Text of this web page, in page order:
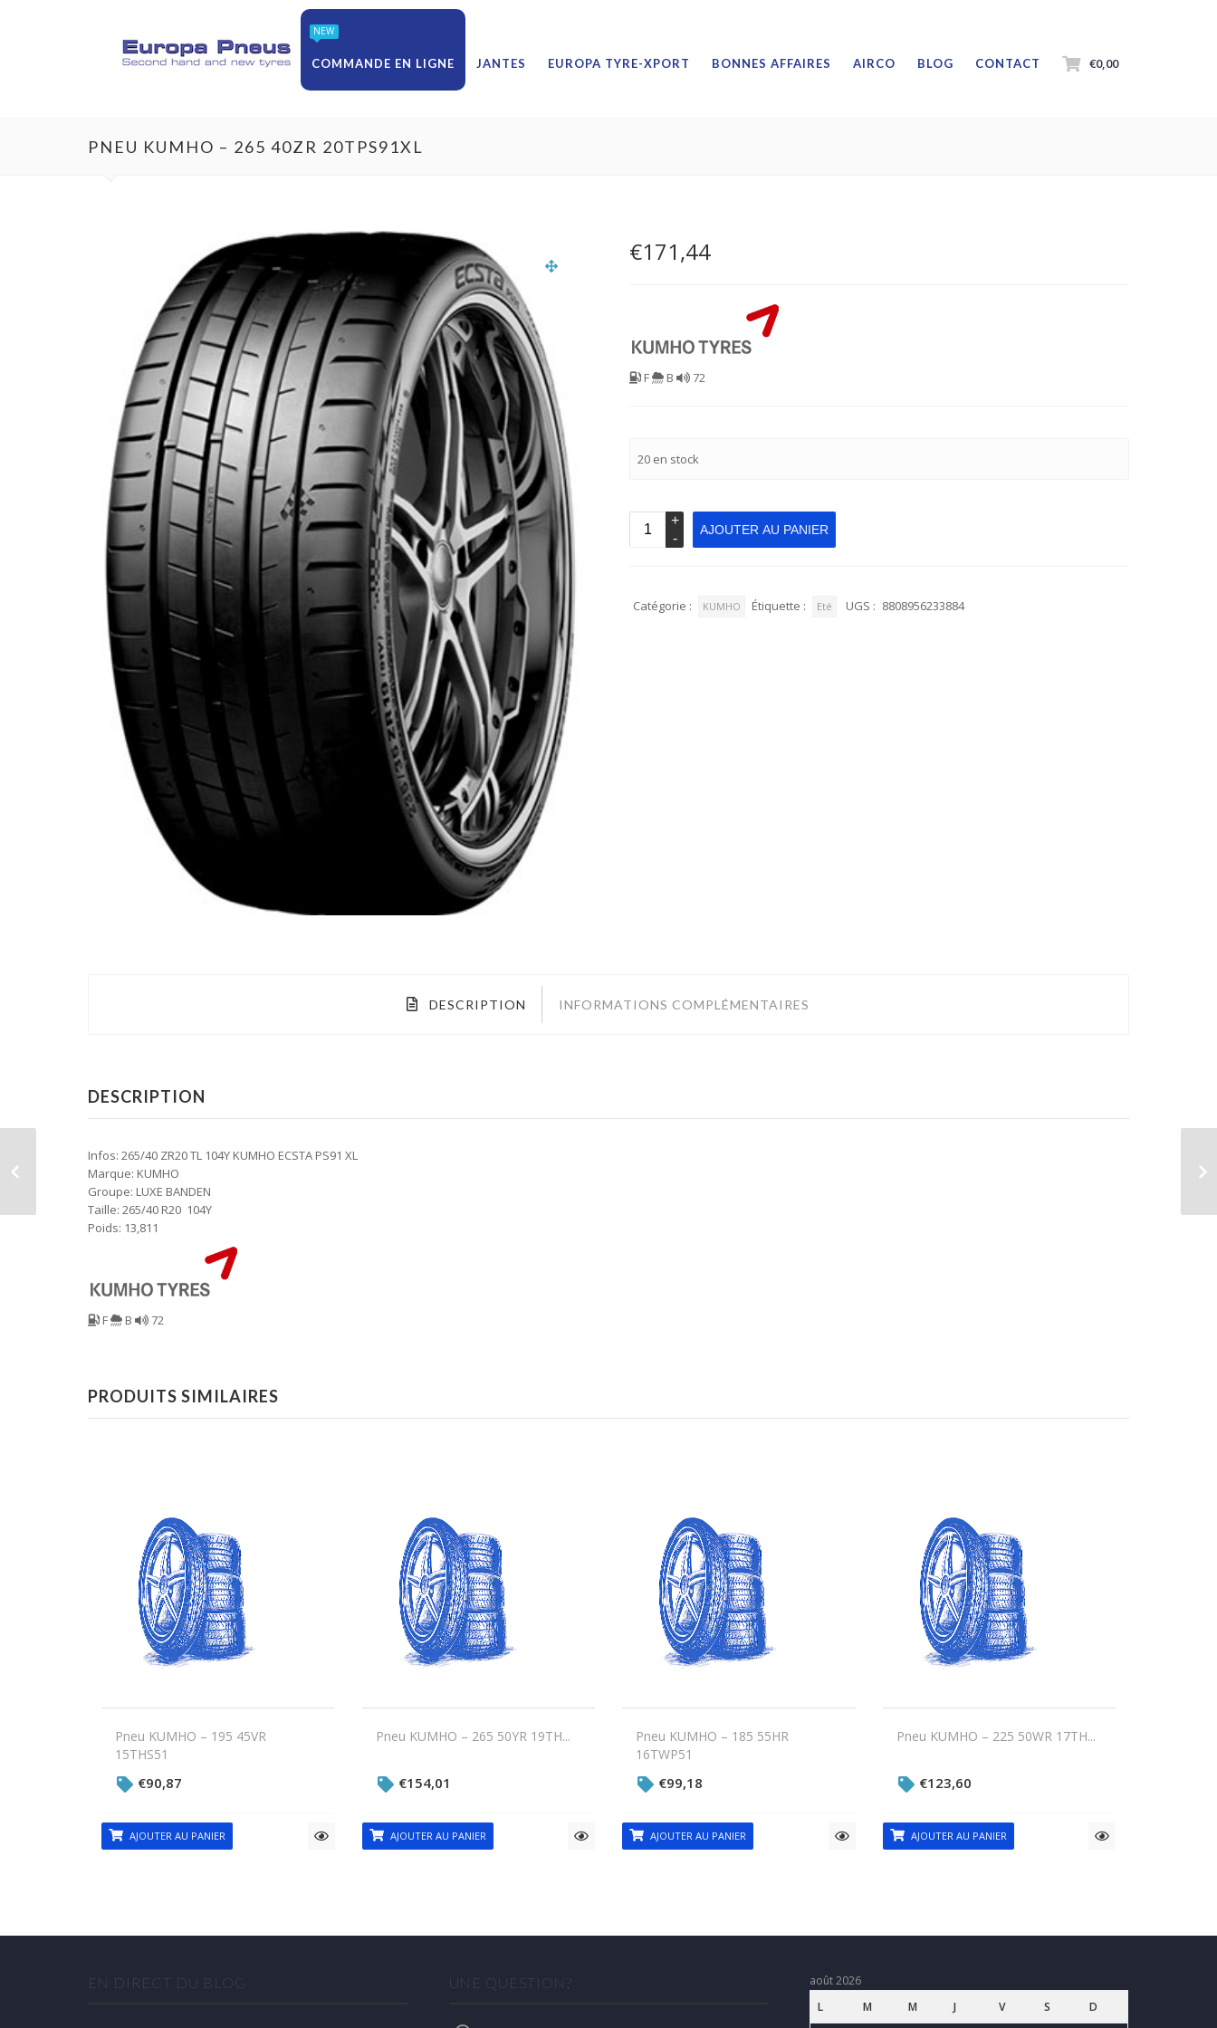
€0,00
NEW
COMMANDE EN LIGNE JANTES EUROPA TYRE-XPORT BONNES AFFAIRES AIRCO BLOG CONTACT
PNEU KUMHO – 265 40ZR 20TPS91XL
€171,44
F B 72
20 en stock
AJOUTER AU PANIER
Catégorie : KUMHO Étiquette : Eté UGS : 8808956233884
DESCRIPTION INFORMATIONS COMPLÉMENTAIRES
DESCRIPTION
Infos: 265/40 ZR20 TL 104Y KUMHO ECSTA PS91 XL
Marque: KUMHO
Groupe: LUXE BANDEN
Taille: 265/40 R20 104Y
Poids: 13,811
F B 72
PRODUITS SIMILAIRES
Pneu KUMHO – 195 45VR
15THS51
€90,87
AJOUTER AU PANIER
Pneu KUMHO – 265 50YR 19TH...
€154,01
AJOUTER AU PANIER
Pneu KUMHO – 185 55HR
16TWP51
€99,18
AJOUTER AU PANIER
Pneu KUMHO – 225 50WR 17TH...
€123,60
AJOUTER AU PANIER
EN DIRECT DU BLOG UNE QUESTION?
août 2026
L
M M J V S D